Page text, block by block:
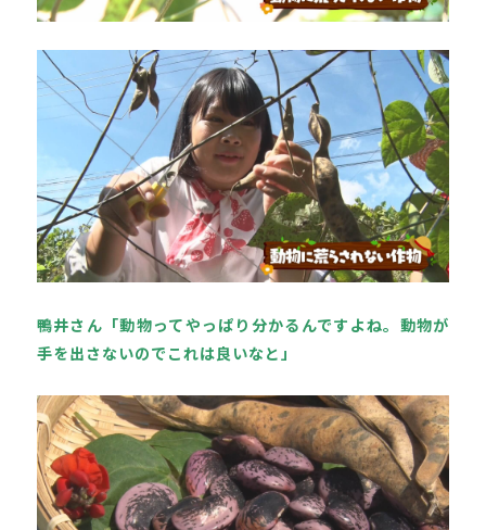
鴨井さん「動物ってやっぱり分かるんですよね。動物が
手を出さないのでこれは良いなと」